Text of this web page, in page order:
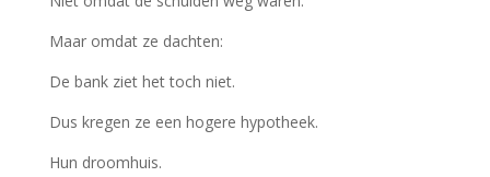
Maar omdat ze dachten:
De bank ziet het toch niet.
Dus kregen ze een hogere hypotheek.
Hun droomhuis.